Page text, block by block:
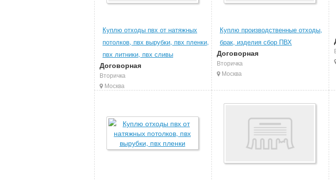
Куплю отходы пвх от натяжных
потолков, пвх вырубки, пвх пленки,
пвх литники, пвх сливы
Договорная
Вторичка
Москва
Куплю производственные отходы,
брак, изделия сбор ПВХ
Договорная
Вторичка
Москва